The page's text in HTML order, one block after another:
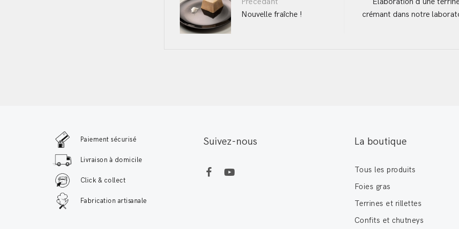
navigationNouvelle fraîche !
crémant dans notre
Paiement sécurisé
Livraison à domicile
Click & collect
Fabrication artisanale
Suivez-nous La boutique
Tous les produits
Foies gras
Terrines et rillettes
Confits et chutneys